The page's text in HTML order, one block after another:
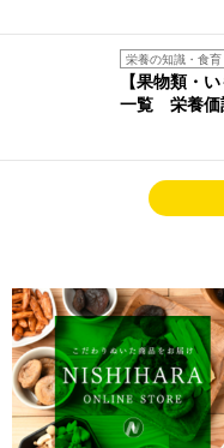
栄養の知識・食育
【果物類・
一覧 栄養価